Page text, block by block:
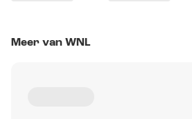
Meer van WNL